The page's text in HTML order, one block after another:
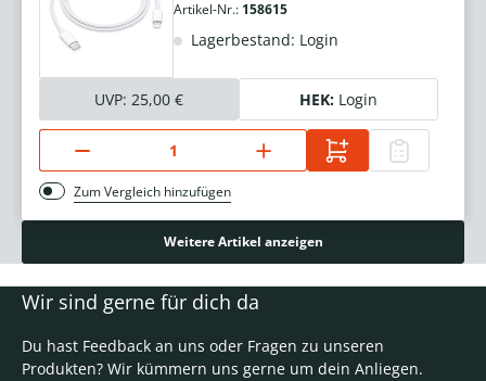
Artikel-Nr.: 158615
Lagerbestand: Login
UVP: 25,00 € HEK: Login
Zum Vergleich hinzufügen
Weitere Artikel anzeigen
Wir sind gerne für dich da
Du hast Feedback an uns oder Fragen zu unseren
Produkten? Wir kümmern uns gerne um dein Anliegen.